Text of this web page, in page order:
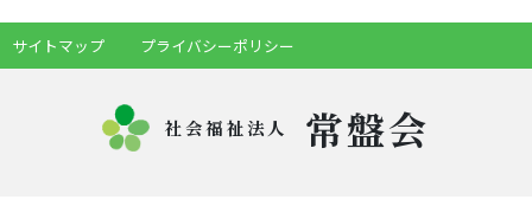
サイトマップ プライバシーポリシー
社会福祉法人 常盤会